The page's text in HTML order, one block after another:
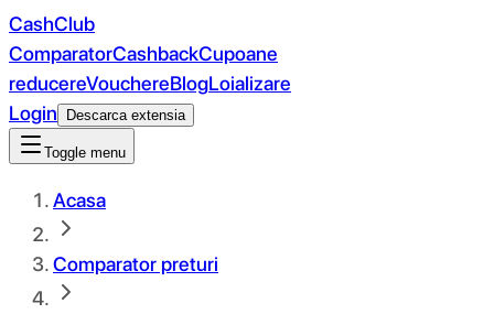
CashClub
ComparatorCashbackCupoane
reducereVouchereBlogLoializare
Login
Descarca extensia
Toggle menu
Acasa
Comparator preturi